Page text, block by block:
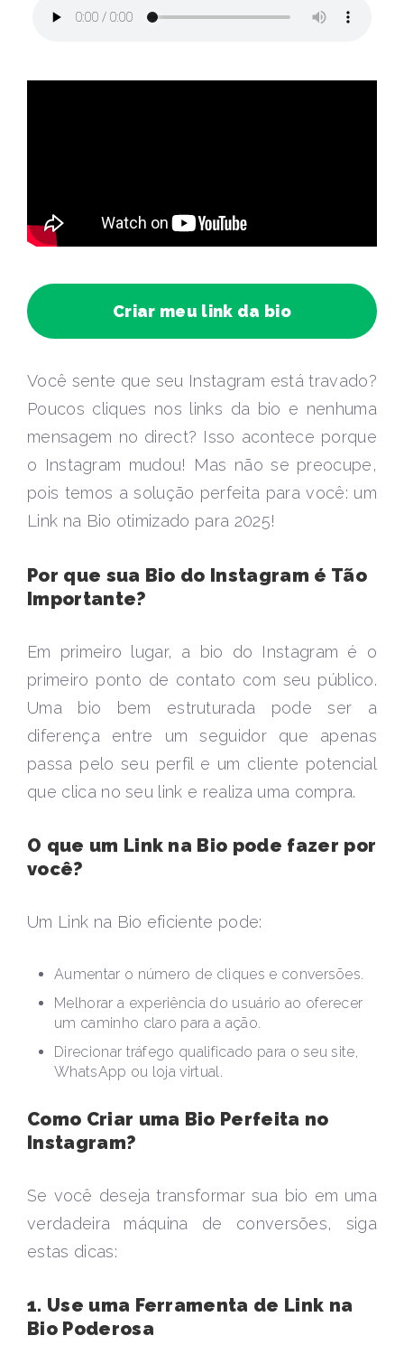
Criar meu link da bio
Você sente que seu Instagram está travado?
Poucos cliques nos links da bio e nenhuma
mensagem no direct? Isso acontece porque
o Instagram mudou! Mas não se preocupe,
pois temos a solução perfeita para você: um
Link na Bio otimizado para 2025!
Por que sua Bio do Instagram é Tão
Importante?
Em primeiro lugar, a bio do Instagram é o
primeiro ponto de contato com seu público.
Uma bio bem estruturada pode ser a
diferença entre um seguidor que apenas
passa pelo seu perfil e um cliente potencial
que clica no seu link e realiza uma compra.
O que um Link na Bio pode fazer por
você?
Um Link na Bio eficiente pode:
Aumentar o número de cliques e conversões.
Melhorar a experiência do usuário ao oferecer
um caminho claro para a ação.
Direcionar tráfego qualificado para o seu site,
WhatsApp ou loja virtual.
Como Criar uma Bio Perfeita no
Instagram?
Se você deseja transformar sua bio em uma
verdadeira máquina de conversões, siga
estas dicas:
1. Use uma Ferramenta de Link na
Bio Poderosa